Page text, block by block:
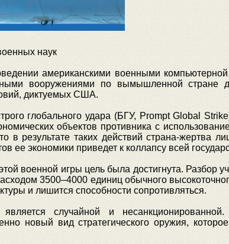
наук
американскими военными компьютерной
вооружениями по вымышленной стране
диктуемых США.
глобального удара (БГУ, Prompt Global
объектов противника с
в результате таких действий страна-жертва
ее экономики приведет к коллапсу всей
военной игры цель была достигнута. Разбор
3500–4000 единиц обычного
и лишится способности сопротивляться.
случайной и несанкционированной.
новый вид стратегического оружия,